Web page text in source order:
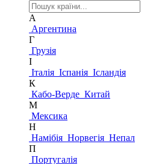
А
Аргентина
Г
Грузія
І
Італія Іспанія Ісландія
К
Кабо-Верде Китай
М
Мексика
Н
Намібія Норвегія Непал
П
Португалія